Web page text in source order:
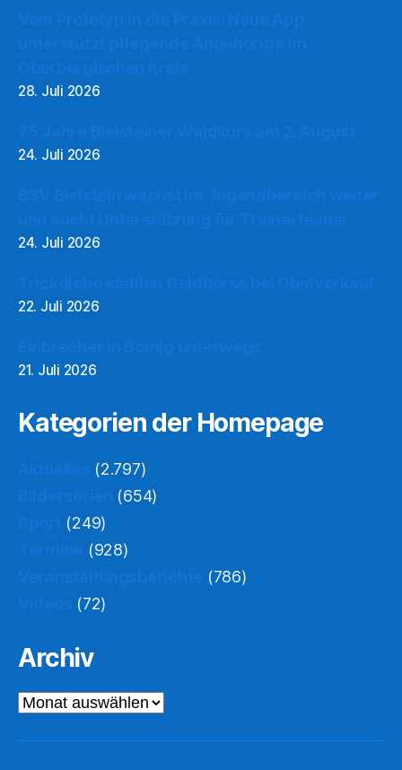
28. Juli 2026
24. Juli 2026
24. Juli 2026
22. Juli 2026
21. Juli 2026
Kategorien der Homepage
(2.797)
(654)
(249)
(928)
(786)
(72)
Archiv
Archiv